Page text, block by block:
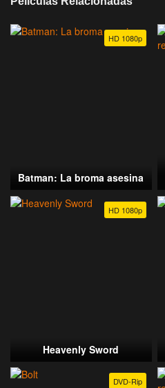
HD 1080p
Batman: La broma asesina
HD 1080p
Heavenly Sword
DVD-Rip